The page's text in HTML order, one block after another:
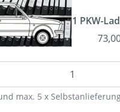
1 PKW-
max. 5 x